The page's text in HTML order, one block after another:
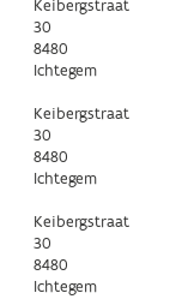
Keibergstraat
30
8480
Ichtegem
Keibergstraat
30
8480
Ichtegem
Keibergstraat
30
8480
Ichtegem